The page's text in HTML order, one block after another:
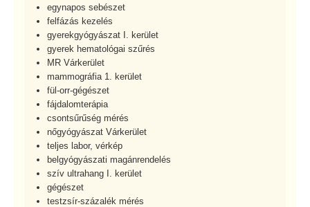
egynapos sebészet
felfázás kezelés
gyerekgyógyászat I. kerület
gyerek hematológai szűrés
MR Várkerület
mammográfia 1. kerület
fül-orr-gégészet
fájdalomterápia
csontsűrűség mérés
nőgyógyászat Várkerület
teljes labor, vérkép
belgyógyászati magánrendelés
szív ultrahang I. kerület
gégészet
testzsír-százalék mérés